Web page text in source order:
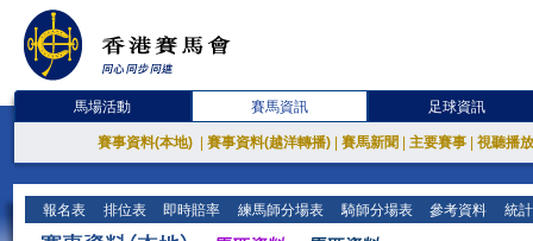
馬場活動 賽馬資訊 足球資訊
賽事資料(本地) 賽事資料(越洋轉播) 賽馬新聞 主要賽事 視聽播
報名表 排位表 即時賠率 練馬師分場表 騎師分場表 參考資料 統